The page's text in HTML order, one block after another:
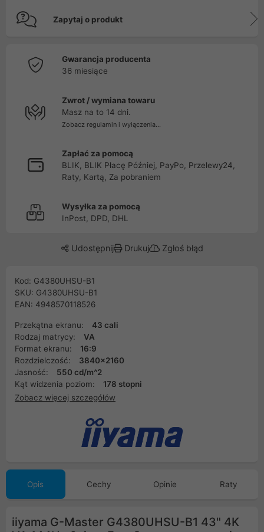
Zapytaj o produkt
Gwarancja producenta
36 miesiące
Zwrot / wymiana towaru
Masz na to 14 dni.
Zobacz regulamin i wyłączenia...
Zapłać za pomocą
BLIK, BLIK Płacę Później, PayPo, Przelewy24,
Raty, Kartą, Za pobraniem
Wysyłka za pomocą
InPost, DPD, DHL
Udostępnij Drukuj Zgłoś błąd
Kod: G4380UHSU-B1
SKU: G4380UHSU-B1
EAN: 4948570118526
Przekątna ekranu:
43 cali
Rodzaj matrycy:
VA
Format ekranu:
16:9
Rozdzielczość:
3840x2160
Jasność:
550 cd/m^2
Kąt widzenia poziom:
178 stopni
Zobacz więcej szczegółów
Opis Cechy Opinie Raty
iiyama G-Master G4380UHSU-B1 43" 4K